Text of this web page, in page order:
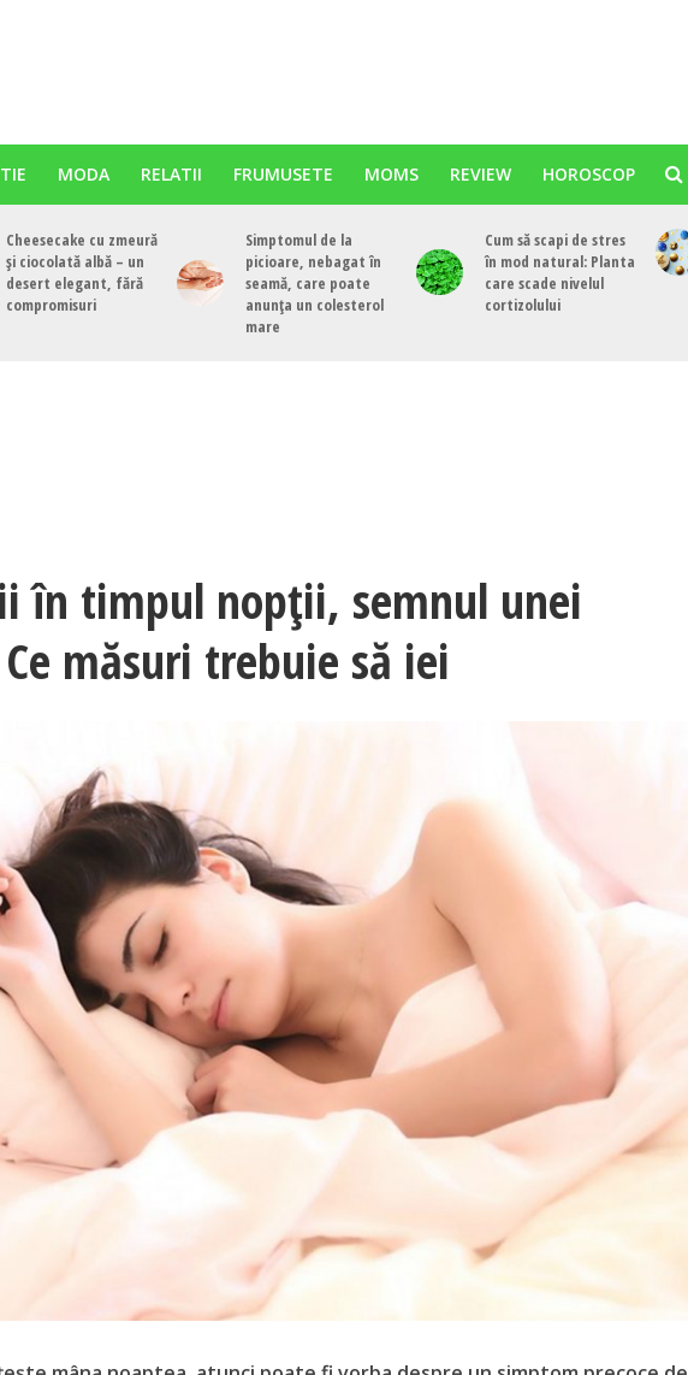
MODA RELATII FRUMUSETE MOMS REVIEW HOROSCOP
Cheesecake cu zmeură
și ciocolată albă – un
desert elegant, fără
compromisuri
Simptomul de la
picioare, nebagat în
seamă, care poate
anunța un colesterol
mare
Cum să scapi de stres
în mod natural: Planta
care scade nivelul
cortizolului
în timpul nopţii, semnul unei
măsuri trebuie să iei